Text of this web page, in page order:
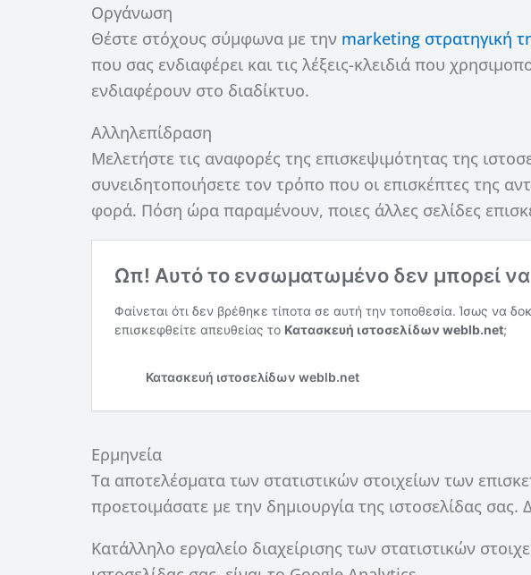
Οργάνωση
Θέστε στόχους σύμφωνα με την marketing στρατηγική
που σας ενδιαφέρει και τις λέξεις-κλειδιά που
ενδιαφέρουν στο διαδίκτυο.
Αλληλεπίδραση
Μελετήστε τις αναφορές της επισκεψιμότητας της
συνειδητοποιήσετε τον τρόπο που οι επισκέπτες της
φορά. Πόση ώρα παραμένουν, ποιες άλλες σελίδες
Ερμηνεία
Τα αποτελέσματα των στατιστικών στοιχείων των
προετοιμάσατε με την δημιουργία της ιστοσελίδας σας.
Κατάλληλο εργαλείο διαχείρισης των στατιστικών